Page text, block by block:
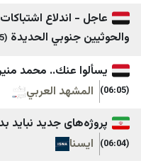
بالمباشر
VTV Lebanon
حكي موزون
طيون
Roula Nasr
سالم زهران
اشتباكات عنيفة بين
الحديدة (06:05)
المشهد
محمد منير يستعد لطرح
العربي
جدید نباید بدون ارزیابی